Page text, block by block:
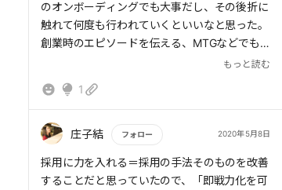
のオンボーディングでも大事だし、その後折に
触れて何度も行われていくといいなと思った。
創業時のエピソードを伝える、MTGなどでも
会社の価値観も盛り込んで、メンバーのよかっ
うした熱や空気感は、採用時のコミュニケーシ
としても、その価値観やカルチャーを伝えてい
もっと読む
1
庄子結 フォロー 2020年5月8日
もっと読む
採用に力を入れる＝採用の手法そのものを改善
することだと思っていたので、「即戦力化を可